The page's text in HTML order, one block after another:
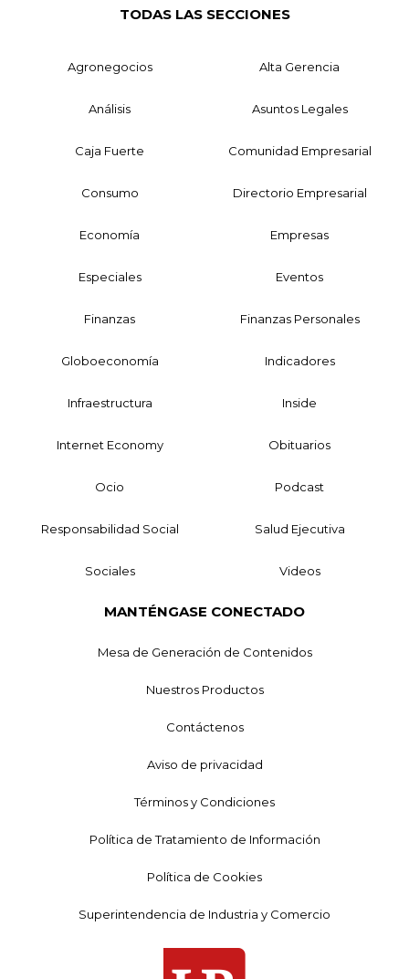
TODAS LAS SECCIONES
Agronegocios Alta Gerencia
Análisis Asuntos Legales
Caja Fuerte Comunidad Empresarial
Consumo Directorio Empresarial
Economía Empresas
Especiales Eventos
Finanzas Finanzas Personales
Globoeconomía Indicadores
Infraestructura Inside
Internet Economy Obituarios
Ocio Podcast
Responsabilidad Social Salud Ejecutiva
Sociales Videos
MANTÉNGASE CONECTADO
Mesa de Generación de Contenidos
Nuestros Productos
Contáctenos
Aviso de privacidad
Términos y Condiciones
Política de Tratamiento de Información
Política de Cookies
Superintendencia de Industria y Comercio